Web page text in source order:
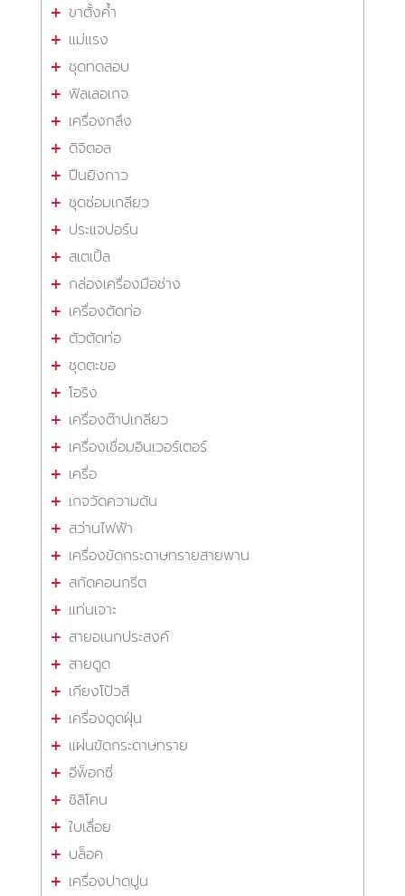
ขาตั้งค้ำ
แม่แรง
ชุดทดสอบ
ฟิลเลอเกจ
เครื่องกลึง
ดิจิตอล
ปืนยิงกาว
ชุดซ่อมเกลียว
ประแจปอร์น
สเตเปิ้ล
กล่องเครื่องมือช่าง
เครื่องตัดท่อ
ตัวตัดท่อ
ชุดตะขอ
โอริง
เครื่องต๊าปเกลียว
เครื่องเชื่อมอินเวอร์เตอร์
เครื่อ
เกจวัดความดัน
สว่านไฟฟ้า
เครื่องขัดกระดาษทรายสายพาน
สกัดคอนกรีต
แท่นเจาะ
สายอเนกประสงค์
สายดูด
เกียงโป้วสี
เครื่องดูดฝุ่น
แผ่นขัดกระดาษทราย
อีพ็อกซี่
ซิลิโคน
ใบเลื่อย
บล็อค
เครื่องปาดปูน